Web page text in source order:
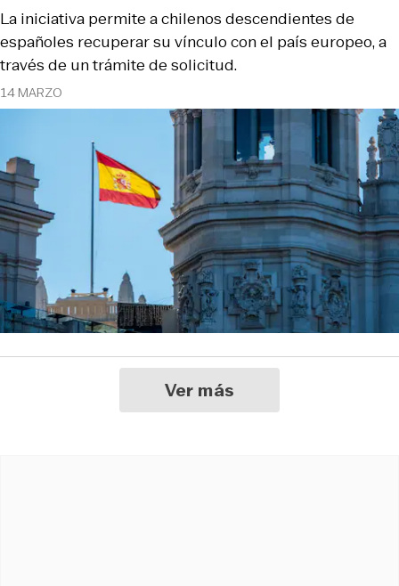
14 MARZO
La iniciativa permite a chilenos descendientes de
españoles recuperar su vínculo con el país europeo, a
través de un trámite de solicitud.
Ver más